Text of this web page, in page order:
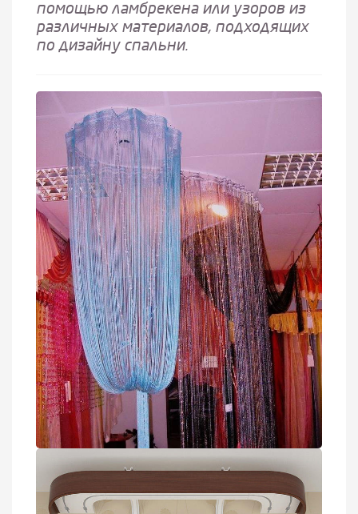
помощью ламбрекена или узоров из
различных материалов, подходящих
по дизайну спальни.